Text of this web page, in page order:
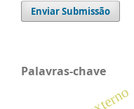
Enviar Submissão
Palavras-chave